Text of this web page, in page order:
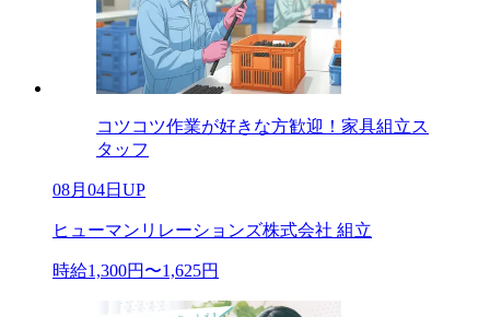
コツコツ作業が好きな方歓迎！家具組立ス
タッフ
08月04日UP
ヒューマンリレーションズ株式会社 組立
時給1,300円〜1,625円